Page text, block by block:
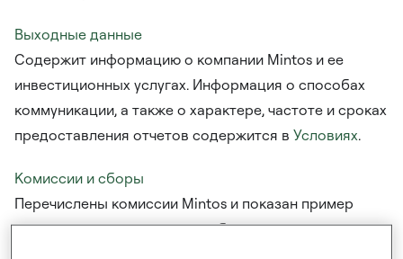
Выходные данные
Содержит информацию о компании Mintos и ее
инвестиционных услугах. Информация о способах
коммуникации, а также о характере, частоте и сроках
предоставления отчетов содержится в Условиях.
Комиссии и сборы
Перечислены комиссии Mintos и показан пример
расходов и сопутствующих сборов, уплачиваемых